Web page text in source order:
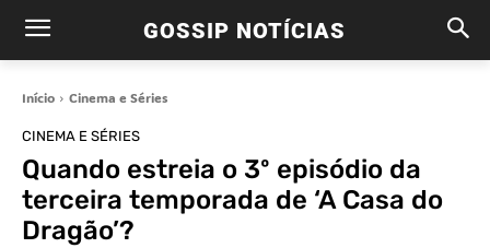
GOSSIP NOTÍCIAS
Início Cinema e Séries
CINEMA E SÉRIES
Quando estreia o 3º episódio da
terceira temporada de ‘A Casa do
Dragão’?